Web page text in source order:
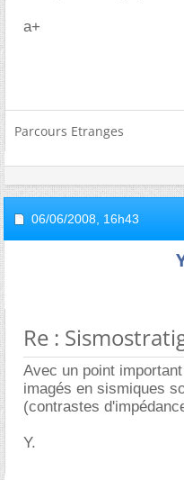
a+
Parcours Etranges
06/06/2008, 16h43
Re :
Avec un point
imagés en sismiques
(contrastes
Y.